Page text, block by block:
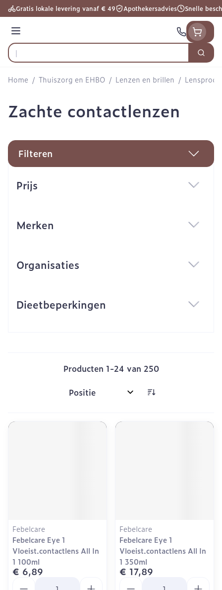
Ga naar de inhoud
Gratis lokale levering vanaf € 49 Apothekersadvies Snelle
Menu
Product, merk, categorie...
Zoek
Home / Thuiszorg en EHBO / Lenzen en brillen /
Zachte contactlenzen
Filteren
Prijs
Merken
Organisaties
Dieetbeperkingen
Producten 1-24 van 250
Sorteer op:
Febelcare
Febelcare Eye 1
Vloeist.contactlens All In
1 100ml
€ 6,89
Febelcare
Febelcare Eye 1
Vloeist.contactlens All In
1 350ml
€ 17,89